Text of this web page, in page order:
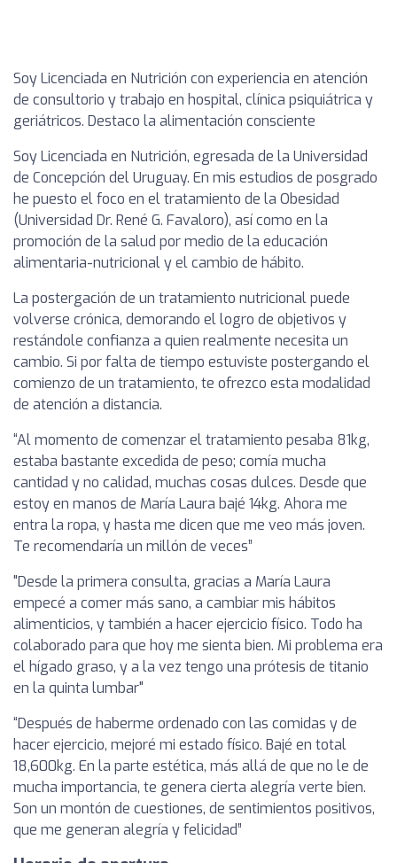
Soy Licenciada en Nutrición con experiencia en atención
de consultorio y trabajo en hospital, clínica psiquiátrica y
geriátricos. Destaco la alimentación consciente
Soy Licenciada en Nutrición, egresada de la Universidad
de Concepción del Uruguay. En mis estudios de posgrado
he puesto el foco en el tratamiento de la Obesidad
(Universidad Dr. René G. Favaloro), así como en la
promoción de la salud por medio de la educación
alimentaria-nutricional y el cambio de hábito.
La postergación de un tratamiento nutricional puede
volverse crónica, demorando el logro de objetivos y
restándole confianza a quien realmente necesita un
cambio. Si por falta de tiempo estuviste postergando el
comienzo de un tratamiento, te ofrezco esta modalidad
de atención a distancia.
“Al momento de comenzar el tratamiento pesaba 81kg,
estaba bastante excedida de peso; comía mucha
cantidad y no calidad, muchas cosas dulces. Desde que
estoy en manos de María Laura bajé 14kg. Ahora me
entra la ropa, y hasta me dicen que me veo más joven.
Te recomendaría un millón de veces”
"Desde la primera consulta, gracias a María Laura
empecé a comer más sano, a cambiar mis hábitos
alimenticios, y también a hacer ejercicio físico. Todo ha
colaborado para que hoy me sienta bien. Mi problema era
el hígado graso, y a la vez tengo una prótesis de titanio
en la quinta lumbar"
“Después de haberme ordenado con las comidas y de
hacer ejercicio, mejoré mi estado físico. Bajé en total
18,600kg. En la parte estética, más allá de que no le de
mucha importancia, te genera cierta alegría verte bien.
Son un montón de cuestiones, de sentimientos positivos,
que me generan alegría y felicidad”